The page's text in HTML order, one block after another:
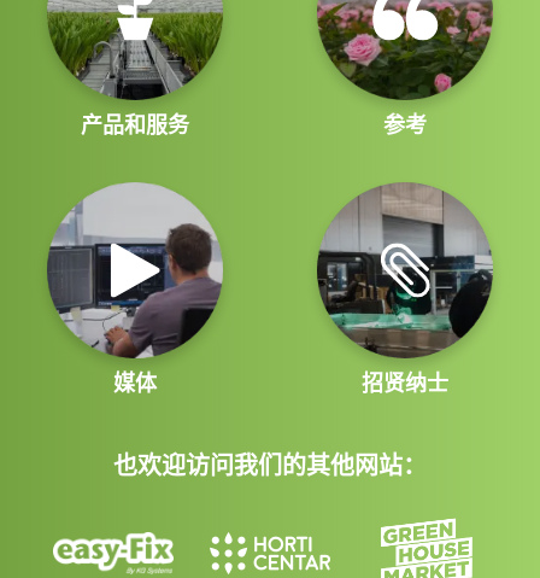
产品和服务 参考
媒体 招贤纳士
也欢迎访问我们的其他网站：